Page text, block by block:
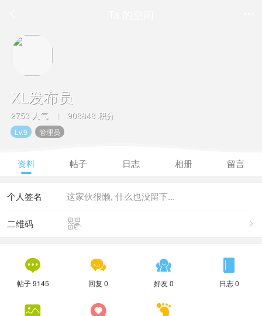
XL发布员
2753 人气 | 908848 积分
Lv.9 管理员
资料 帖子 日志 相册 留言
这家伙很懒, 什么也没留下...
个人签名


二维码

帖子 9145

回复 0

好友 0

日志 0
  